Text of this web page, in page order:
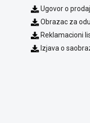
Ugovor o
Obrazac za
Reklamacioni
Izjava o